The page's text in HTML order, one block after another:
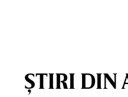
ȘTIRI DIN